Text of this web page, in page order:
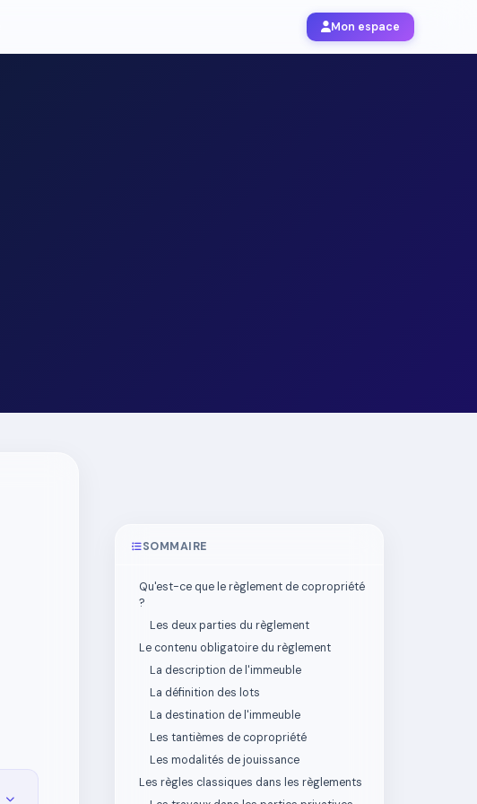
Mon espace
SOMMAIRE
Qu'est-ce que le règlement de copropriété
?
Les deux parties du règlement
Le contenu obligatoire du règlement
La description de l'immeuble
La définition des lots
La destination de l'immeuble
Les tantièmes de copropriété
Les modalités de jouissance
Les règles classiques dans les règlements